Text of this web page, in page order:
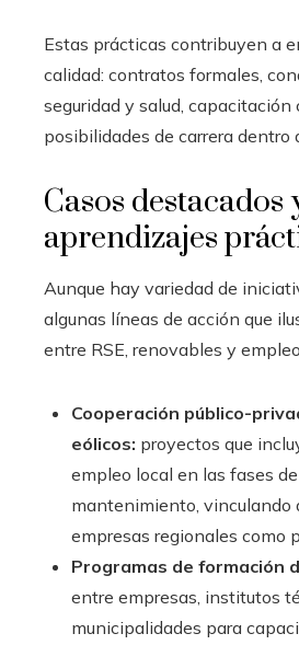
Estas prácticas contribuyen a
calidad: contratos formales,
seguridad y salud, capacitación
posibilidades de carrera dentro
Casos destacados
aprendizajes
Aunque hay variedad de
algunas líneas de acción que
entre RSE, renovables y
Cooperación público-
eólicos: proyectos que
empleo local en las fases
mantenimiento, vinculando
empresas regionales como
Programas de formación
entre empresas, institutos
municipalidades para